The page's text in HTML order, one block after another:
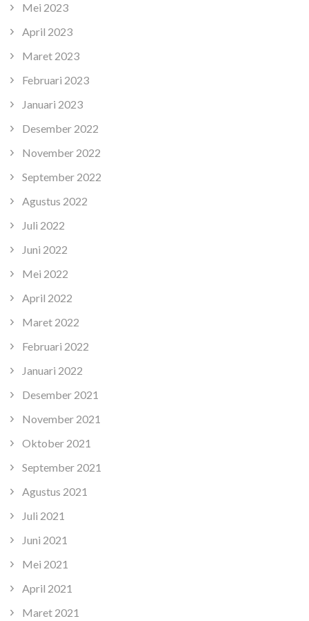
Mei 2023
April 2023
Maret 2023
Februari 2023
Januari 2023
Desember 2022
November 2022
September 2022
Agustus 2022
Juli 2022
Juni 2022
Mei 2022
April 2022
Maret 2022
Februari 2022
Januari 2022
Desember 2021
November 2021
Oktober 2021
September 2021
Agustus 2021
Juli 2021
Juni 2021
Mei 2021
April 2021
Maret 2021